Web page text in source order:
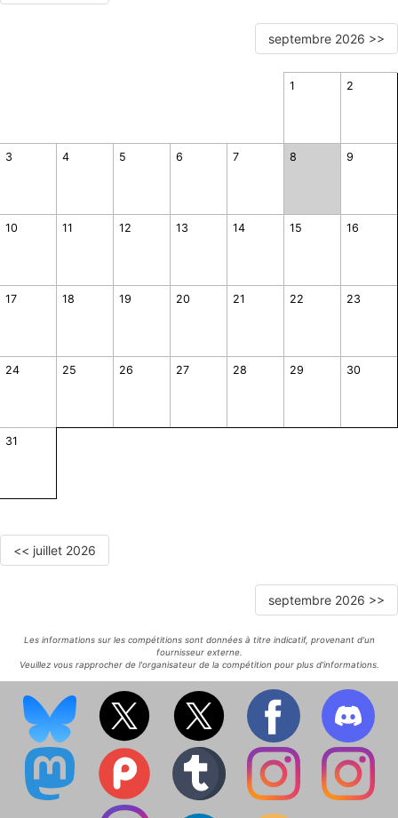
septembre 2026 >>
1 2
3 4 5 6 7 8 9
10 11 12 13 14 15 16
17 18 19 20 21 22 23
24 25 26 27 28 29 30
31
<< juillet 2026
septembre 2026 >>
Les informations sur les compétitions sont données à titre indicatif, provenant d'un
fournisseur externe.
Veuillez vous rapprocher de l'organisateur de la compétition pour plus d'informations.